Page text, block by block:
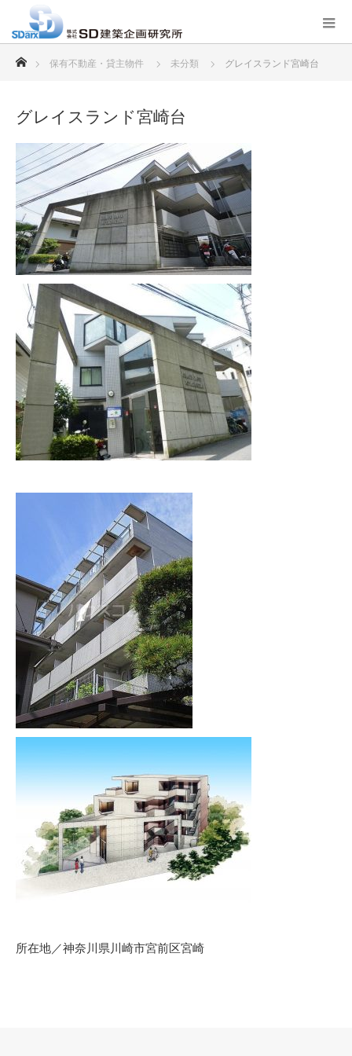
ホーム
保有不動産・貸主物件 未分類 グレイスランド宮崎台
グレイスランド宮崎台
所在地／神奈川県川崎市宮前区宮崎